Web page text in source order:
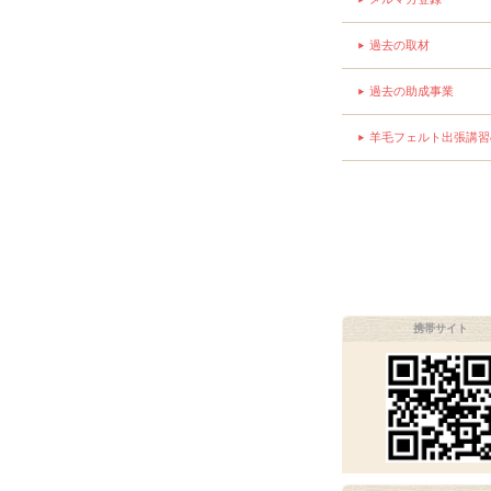
過去の取材
過去の助成事業
羊毛フェルト出張講
携帯サイト